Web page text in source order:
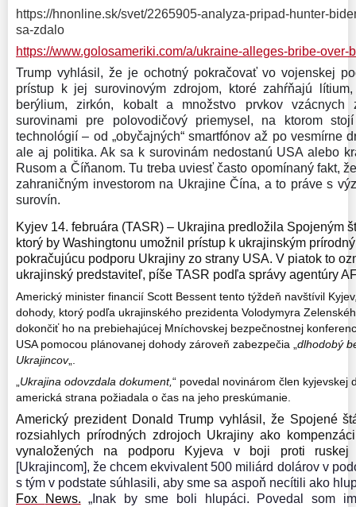
https://hnonline.sk/svet/2265905-analyza-pripad-hunter-
sa-zdalo
https://www.golosameriki.com/a/ukraine-alleges-bribe-over-
Trump vyhlásil, že je ochotný pokračovať vo vojenskej
prístup k jej surovinovým zdrojom, ktoré zahŕňajú
berýlium, zirkón, kobalt a množstvo prvkov vzácnych
surovinami pre polovodičový priemysel, na ktorom
technológií – od „obyčajných“ smartfónov až po vesmírne
ale aj politika. Ak sa k surovinám nedostanú USA alebo
Rusom a Číňanom. Tu treba uviesť často opomínaný fakt,
zahraničným investorom na Ukrajine Čína, a to práve s
surovín.
Kyjev 14. februára (TASR) – Ukrajina predložila Spojeným
ktorý by Washingtonu umožnil prístup k ukrajinským
pokračujúcu podporu Ukrajiny zo strany USA. V piatok to
ukrajinský predstaviteľ, píše TASR podľa správy agentúry
Americký minister financií Scott Bessent tento týždeň navštívil
dohody, ktorý podľa ukrajinského prezidenta Volodymyra
dokončiť ho na prebiehajúcej Mníchovskej bezpečnostnej
USA pomocou plánovanej dohody zároveň zabezpečia „dlhodobý
Ukrajincov„.
„Ukrajina odovzdala dokument,“ povedal novinárom člen kyjevskej
americká strana požiadala o čas na jeho preskúmanie.
Americký prezident Donald Trump vyhlásil, že Spojené
rozsiahlych prírodných zdrojoch Ukrajiny ako
vynaložených na podporu Kyjeva v boji proti
[Ukrajincom], že chcem ekvivalent 500 miliárd dolárov v
s tým v podstate súhlasili, aby sme sa aspoň necítili ako
Fox
News.
„Inak by sme boli hlupáci. Povedal som